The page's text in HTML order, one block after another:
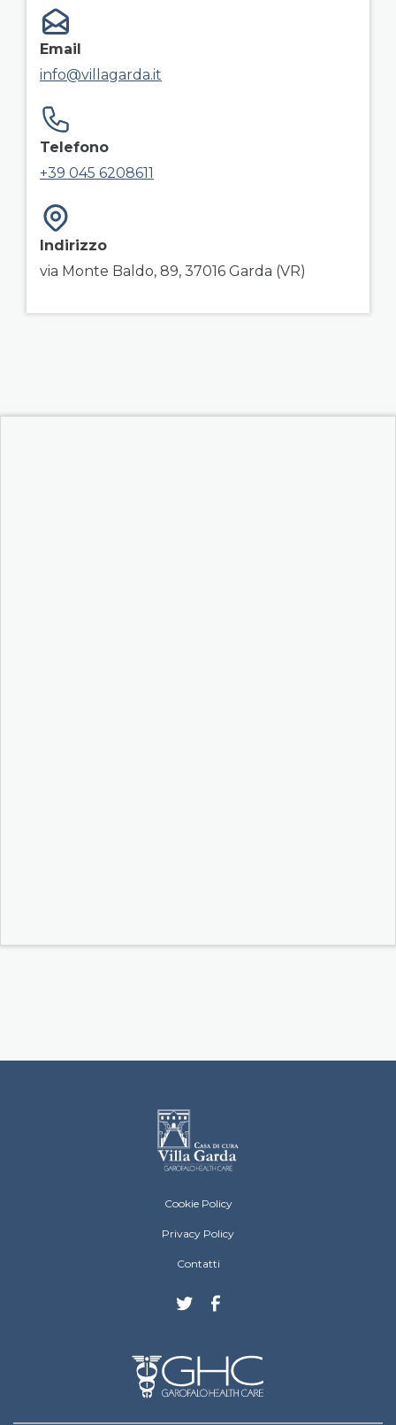
field group right
Email
info@villagarda.it
Telefono
+39 045 6208611
Indirizzo
via Monte Baldo, 89, 37016 Garda (VR)
Villa Garda Footer menu
Cookie Policy
Privacy Policy
Contatti